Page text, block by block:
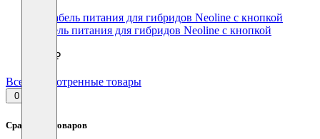
Кабель питания для гибридов Neoline с кнопкой
990 ₽
Все просмотренные товары
0
Сравнение товаров